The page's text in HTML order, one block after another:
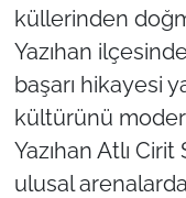
küllerinden
Yazıhan
başarı hikayesi
kültürünü
Yazıhan Atlı
ulusal